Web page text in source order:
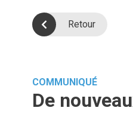
Retour
COMMUNIQUÉ
De